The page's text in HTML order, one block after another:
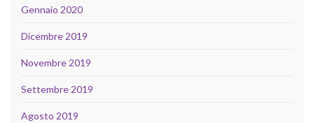
Gennaio 2020
Dicembre 2019
Novembre 2019
Settembre 2019
Agosto 2019